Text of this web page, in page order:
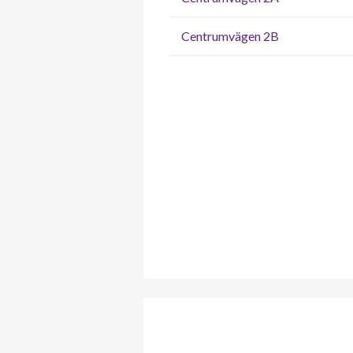
Centrumvägen 2B